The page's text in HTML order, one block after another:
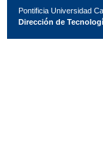
Pontificia Universidad
Dirección de